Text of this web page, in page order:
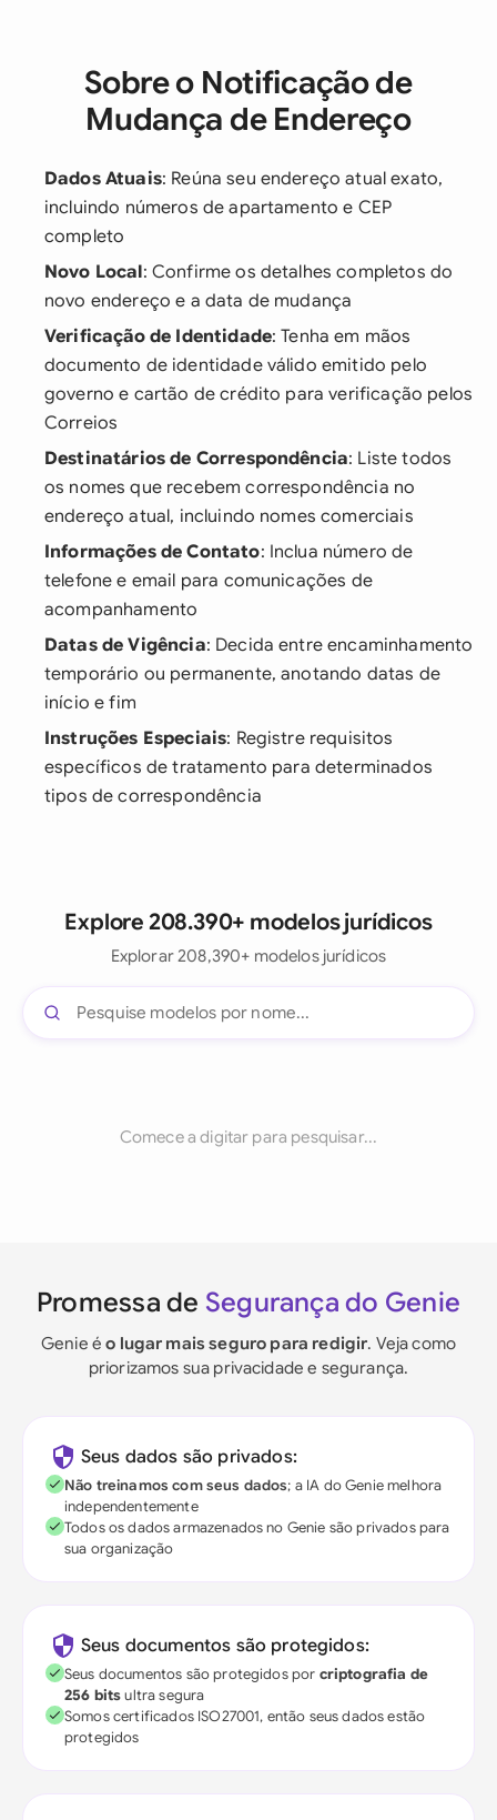
Sobre o Notificação de
Mudança de Endereço
Dados Atuais: Reúna seu endereço atual exato,
incluindo números de apartamento e CEP
completo
Novo Local: Confirme os detalhes completos do
novo endereço e a data de mudança
Verificação de Identidade: Tenha em mãos
documento de identidade válido emitido pelo
governo e cartão de crédito para verificação pelos
Correios
Destinatários de Correspondência: Liste todos
os nomes que recebem correspondência no
endereço atual, incluindo nomes comerciais
Informações de Contato: Inclua número de
telefone e email para comunicações de
acompanhamento
Datas de Vigência: Decida entre encaminhamento
temporário ou permanente, anotando datas de
início e fim
Instruções Especiais: Registre requisitos
específicos de tratamento para determinados
tipos de correspondência
Explore 208.390+ modelos jurídicos
Explorar 208,390+ modelos jurídicos
Comece a digitar para pesquisar...
Promessa de Segurança do Genie
Genie éo lugar mais seguro para redigir. Veja como
priorizamos sua privacidade e segurança.
Seus dados são privados:
Não treinamos com seus dados; a IA do Genie melhora
independentemente
Todos os dados armazenados no Genie são privados para
sua organização
Seus documentos são protegidos:
Seus documentos são protegidos por criptografia de
256 bitsultra segura
Somos certificados ISO27001, então seus dados estão
protegidos